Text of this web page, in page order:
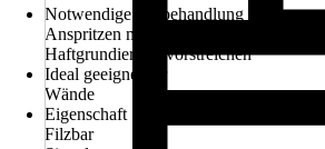
Notwendige Vorbehandlung
Anspritzen mit Saniervorspritz, Stark
Haftgrundierung vorstreichen
Ideal geeignet für
Wände
Eigenschaft
Filzbar